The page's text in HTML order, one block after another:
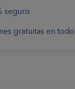
seguro
gratuitas en